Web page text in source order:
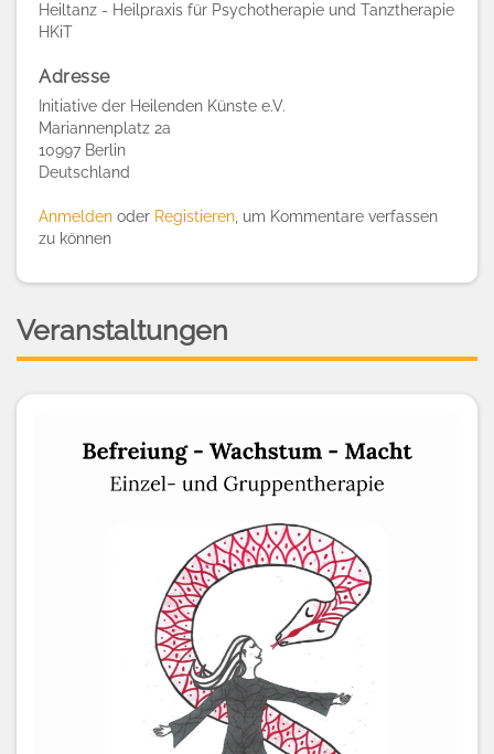
Heiltanz - Heilpraxis für Psychotherapie und Tanztherapie
HKiT
Adresse
Initiative der Heilenden Künste e.V.
Mariannenplatz 2a
10997 Berlin
Deutschland
Anmelden oder Registieren , um Kommentare verfassen
zu können
Veranstaltungen